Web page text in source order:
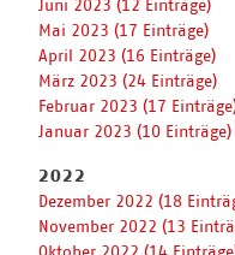
Mai 2023 (17 Einträge)
April 2023 (16 Einträge)
März 2023 (24 Einträge)
Februar 2023 (17
Januar 2023 (10 Einträge)
2022
Dezember 2022 (18
November 2022 (13
Oktober 2022 (14